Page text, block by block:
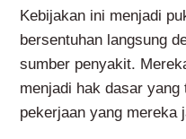
Kebijakan ini menjadi
bersentuhan langsung
sumber penyakit.
menjadi hak dasar
pekerjaan yang mereka